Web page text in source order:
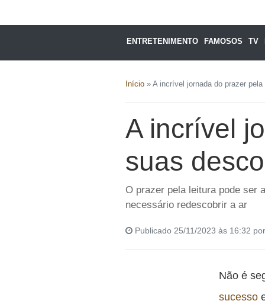
ENTRETENIMENTO FAMOSOS TV
Início » A incrível jornada do prazer
A incrível
suas
O prazer pela leitura pode ser
necessário redescobrir a ar
Publicado 25/11/2023 às 16:32 por
Não é
sucesso